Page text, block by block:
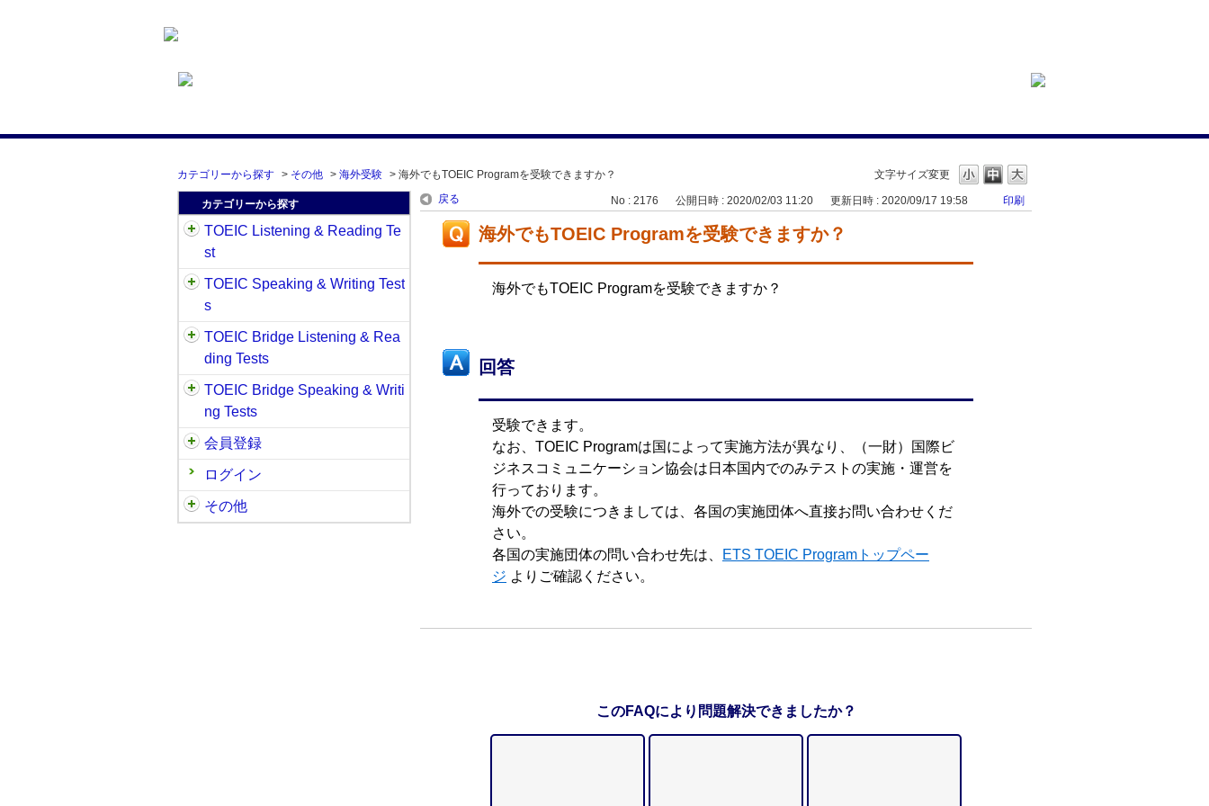
文字サイズ変更
カテゴリーから探す > その他 > 海外受験 > 海外でもTOEIC Programを受験できますか？
カテゴリーから探す
TOEIC Listening & Reading Te
st
TOEIC Speaking & Writing Test
s
TOEIC Bridge Listening & Rea
ding Tests
TOEIC Bridge Speaking & Writi
ng Tests
会員登録
ログイン
その他
戻る No : 2176 公開日時 : 2020/02/03 11:20 更新日時 : 2020/09/17 19:58 印刷
海外でもTOEIC Programを受験できますか？
海外でもTOEIC Programを受験できますか？
回答
受験できます。
なお、TOEIC Programは国によって実施方法が異なり、（一財）国際ビ
ジネスコミュニケーション協会は日本国内でのみテストの実施・運営を
行っております。
海外での受験につきましては、各国の実施団体へ直接お問い合わせくだ
さい。
各国の実施団体の問い合わせ先は、
ETS TOEIC Programトップペー
ジ よりご確認ください。
このFAQにより問題解決できましたか？